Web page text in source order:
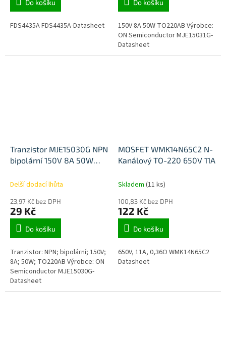
Do košíku
FDS4435A FDS4435A-Datasheet
Do košíku
150V 8A 50W TO220AB Výrobce:
ON Semiconductor MJE15031G-
Datasheet
Tranzistor MJE15030G NPN
bipolární 150V 8A 50W
Delší dodací lhůta
23,97 Kč bez DPH
29 Kč
Do košíku
Tranzistor: NPN; bipolární; 150V;
8A; 50W; TO220AB Výrobce: ON
Semiconductor MJE15030G-
Datasheet
MOSFET WMK14N65C2 N-
Kanálový TO-220 650V 11A
Skladem (11 ks)
100,83 Kč bez DPH
122 Kč
Do košíku
650V, 11A, 0,36Ω WMK14N65C2
Datasheet